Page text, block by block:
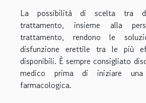
La possibilità di scelta tra
trattamento, insieme alla
trattamento, rendono le
disfunzione erettile tra le più
disponibili. È sempre consigliato
medico prima di iniziare una
farmacologica.